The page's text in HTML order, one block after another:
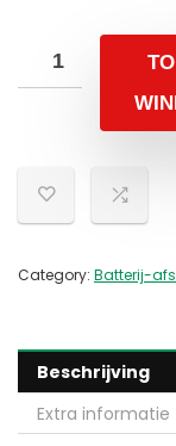
Category: Batterij-
Beschrijving
Extra informatie